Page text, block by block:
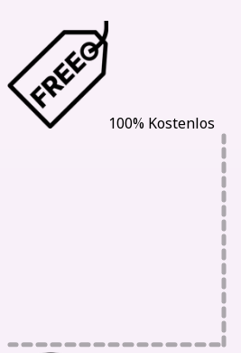
100% Kostenlos